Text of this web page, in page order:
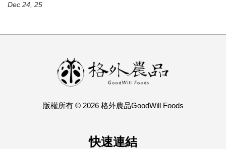
Dec 24, 25
版權所有 © 2026 格外農品GoodWill Foods
快速連結